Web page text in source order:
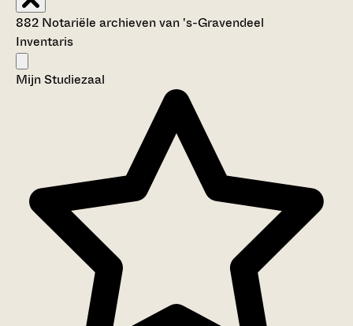
882 Notariële archieven van 's-Gravendeel
Inventaris
Mijn Studiezaal